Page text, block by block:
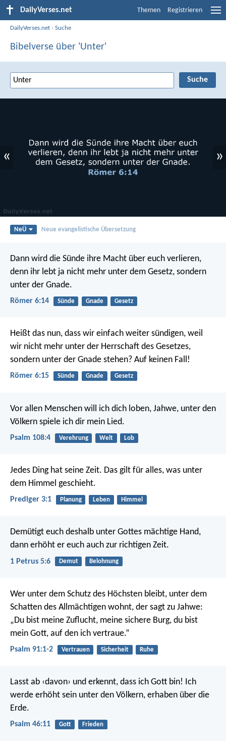
DailyVerses.net Themen Registrieren
DailyVerses.net ›Suche
Bibelverse über 'Unter'
« »
NeÜ Neue evangelistische Übersetzung
Dann wird die Sünde ihre Macht über euch verlieren,
denn ihr lebt ja nicht mehr unter dem Gesetz, sondern
unter der Gnade.
Römer 6:14 Sünde Gnade Gesetz
Heißt das nun, dass wir einfach weiter sündigen, weil
wir nicht mehr unter der Herrschaft des Gesetzes,
sondern unter der Gnade stehen? Auf keinen Fall!
Römer 6:15 Sünde Gnade Gesetz
Vor allen Menschen will ich dich loben, Jahwe, unter den
Völkern spiele ich dir mein Lied.
Psalm 108:4 Verehrung Welt Lob
Jedes Ding hat seine Zeit. Das gilt für alles, was unter
dem Himmel geschieht.
Prediger 3:1 Planung Leben Himmel
Demütigt euch deshalb unter Gottes mächtige Hand,
dann erhöht er euch auch zur richtigen Zeit.
1 Petrus 5:6 Demut Belohnung
Wer unter dem Schutz des Höchsten bleibt, unter dem
Schatten des Allmächtigen wohnt, der sagt zu Jahwe:
„Du bist meine Zuflucht, meine sichere Burg, du bist
mein Gott, auf den ich vertraue.“
Psalm 91:1-2 Vertrauen Sicherheit Ruhe
Lasst ab ‹davon› und erkennt, dass ich Gott bin! Ich
werde erhöht sein unter den Völkern, erhaben über die
Erde.
Psalm 46:11 Gott Frieden